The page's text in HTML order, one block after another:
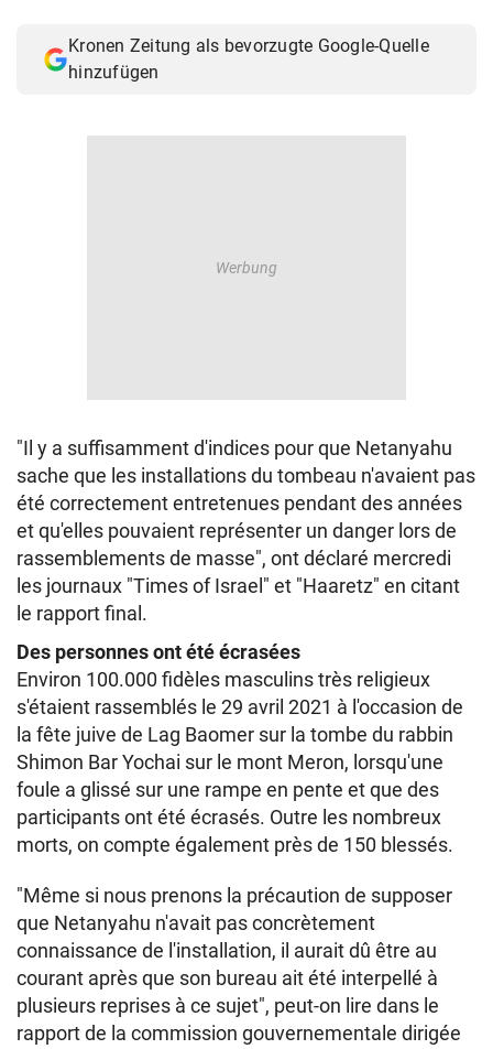
Kronen Zeitung als bevorzugte Google-Quelle
hinzufügen
"Il y a suffisamment d'indices pour que Netanyahu
sache que les installations du tombeau n'avaient pas
été correctement entretenues pendant des années
et qu'elles pouvaient représenter un danger lors de
rassemblements de masse", ont déclaré mercredi
les journaux "Times of Israel" et "Haaretz" en citant
le rapport final.
Des personnes ont été écrasées
Environ 100.000 fidèles masculins très religieux
s'étaient rassemblés le 29 avril 2021 à l'occasion de
la fête juive de Lag Baomer sur la tombe du rabbin
Shimon Bar Yochai sur le mont Meron, lorsqu'une
foule a glissé sur une rampe en pente et que des
participants ont été écrasés. Outre les nombreux
morts, on compte également près de 150 blessés.
"Même si nous prenons la précaution de supposer
que Netanyahu n'avait pas concrètement
connaissance de l'installation, il aurait dû être au
courant après que son bureau ait été interpellé à
plusieurs reprises à ce sujet", peut-on lire dans le
rapport de la commission gouvernementale dirigée